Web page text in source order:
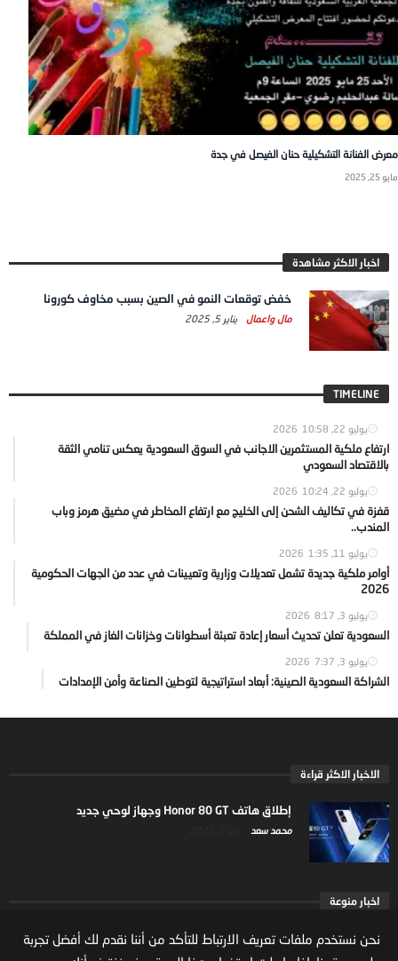
معرض الفنانة التشكيلية حنان الفيصل في جدة
مايو 25, 2025
اخبار الاكثر مشاهدة
خفض توقعات النمو في الصين بسبب مخاوف كورونا
مال واعمال يناير 5, 2025
TIMELINE
يوليو 22, 2026 10:58
ارتفاع ملكية المستثمرين الاجانب في السوق السعودية يعكس تنامي الثقة
بالاقتصاد السعودي
يوليو 22, 2026 10:24
قفزة في تكاليف الشحن إلى الخليج مع ارتفاع المخاطر في مضيق هرمز وباب
المندب..
يوليو 11, 2026 1:35
أوامر ملكية جديدة تشمل تعديلات وزارية وتعيينات في عدد من الجهات الحكومية
2026
يوليو 3, 2026 8:17
السعودية تعلن تحديث أسعار إعادة تعبئة أسطوانات وخزانات الغاز في المملكة
يوليو 3, 2026 7:37
الشراكة السعودية الصينية: أبعاد استراتيجية لتوطين الصناعة وأمن الإمدادات
الاخبار الاكثر قراءة
إطلاق هاتف Honor 80 GT وجهاز لوحي جديد
محمد سعد
اخبار منوعة
ارتفاع ملكية المستثمرين الاجانب في السوق السعودية
يعكس تنامي الثقة بالاقتصاد السعودي
نحن نستخدم ملفات تعريف الارتباط للتأكد من أننا نقدم لك أفضل تجربة